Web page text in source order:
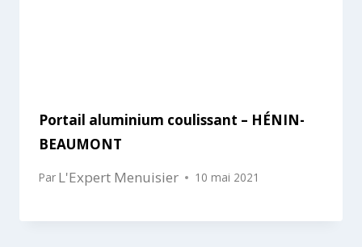
Portail aluminium coulissant – HÉNIN-
BEAUMONT
Par L'Expert Menuisier 10 mai 2021